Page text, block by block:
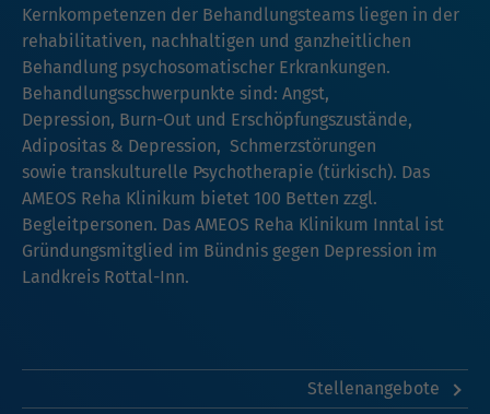
Kernkompetenzen der Behandlungsteams liegen in der
rehabilitativen, nachhaltigen und ganzheitlichen
Behandlung psychosomatischer Erkrankungen.
Behandlungsschwerpunkte sind: Angst,
Depression, Burn-Out und Erschöpfungszustände,
Adipositas & Depression, Schmerzstörungen
sowie transkulturelle Psychotherapie (türkisch). Das
AMEOS Reha Klinikum bietet 100 Betten zzgl.
Begleitpersonen. Das AMEOS Reha Klinikum Inntal ist
Gründungsmitglied im Bündnis gegen Depression im
Landkreis Rottal-Inn.
Stellenangebote